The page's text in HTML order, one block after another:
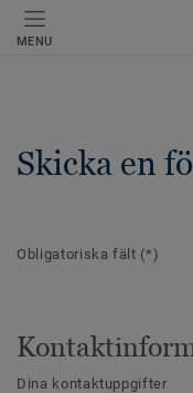
MENU
Skicka en
Obligatoriska fält (*)
Dina kontaktuppgifter